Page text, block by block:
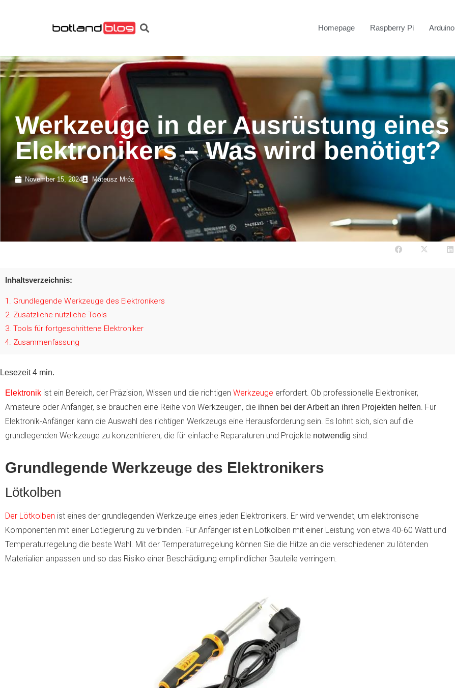
Homepage Raspberry Pi Arduino
Werkzeuge in der Ausrüstung eines
Elektronikers – Was wird benötigt?
November 15, 2024 Mateusz Mróz
Inhaltsverzeichnis:
1
Grundlegende Werkzeuge des Elektronikers
2 Zusätzliche nützliche Tools
3 Tools für fortgeschrittene Elektroniker
4 Zusammenfassung
Lesezeit 4 min.
Elektronik ist ein Bereich, der Präzision, Wissen und die richtigen Werkzeuge erfordert. Ob professionelle Elektroniker,
Amateure oder Anfänger, sie brauchen eine Reihe von Werkzeugen, die ihnen bei der Arbeit an ihren Projekten helfen . Für
Elektronik-Anfänger kann die Auswahl des richtigen Werkzeugs eine Herausforderung sein. Es lohnt sich, sich auf die
grundlegenden Werkzeuge zu konzentrieren, die für einfache Reparaturen und Projekte notwendig sind.
Grundlegende Werkzeuge des Elektronikers
Lötkolben
Der Lötkolben ist eines der grundlegenden Werkzeuge eines jeden Elektronikers. Er wird verwendet, um elektronische
Komponenten mit einer Lötlegierung zu verbinden. Für Anfänger ist ein Lötkolben mit einer Leistung von etwa 40-60 Watt und
Temperaturregelung die beste Wahl. Mit der Temperaturregelung können Sie die Hitze an die verschiedenen zu lötenden
Materialien anpassen und so das Risiko einer Beschädigung empfindlicher Bauteile verringern.